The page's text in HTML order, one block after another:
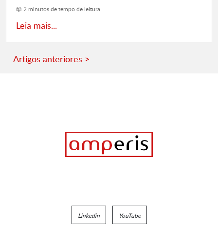
📖 2 minutos de tempo de leitura
Leia mais...
Artigos anteriores >
Linkedin YouTube